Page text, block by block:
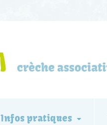
Infos pratiques